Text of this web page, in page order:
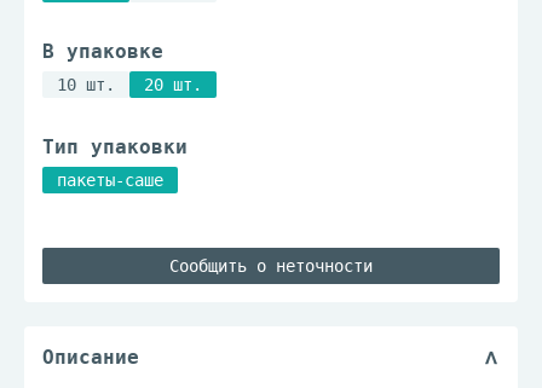
В упаковке
10 шт. 20 шт.
Тип упаковки
пакеты-саше
Сообщить о неточности
Описание